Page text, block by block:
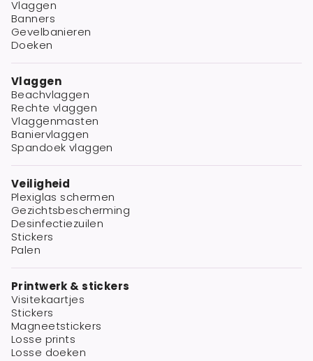
Vlaggen
Banners
Gevelbanieren
Doeken
Vlaggen
Beachvlaggen
Rechte vlaggen
Vlaggenmasten
Baniervlaggen
Spandoek vlaggen
Veiligheid
Plexiglas schermen
Gezichtsbescherming
Desinfectiezuilen
Stickers
Palen
Printwerk & stickers
Visitekaartjes
Stickers
Magneetstickers
Losse prints
Losse doeken